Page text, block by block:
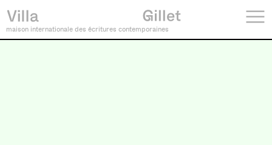
maison internationale des écritures contemporaines